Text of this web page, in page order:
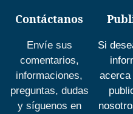
Contáctanos
Envíe sus
comentarios,
informaciones,
preguntas, dudas
y síguenos en
Si
acerca